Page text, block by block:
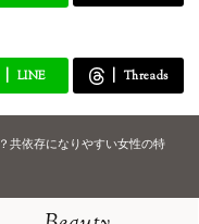
LINE Threads
共依存になりやすい女性の特